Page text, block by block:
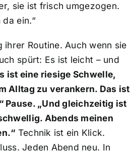
sie ist frisch umgezogen.
ein.“
ihrer Routine. Auch wenn sie
spürt: Es ist leicht – und
ist eine riesige Schwelle,
Alltag zu verankern. Das ist
Pause. „Und gleichzeitig ist
Abends meinen
Technik ist ein Klick.
Jeden Abend neu. In